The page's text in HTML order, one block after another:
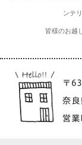
ンテ
皆様のお越